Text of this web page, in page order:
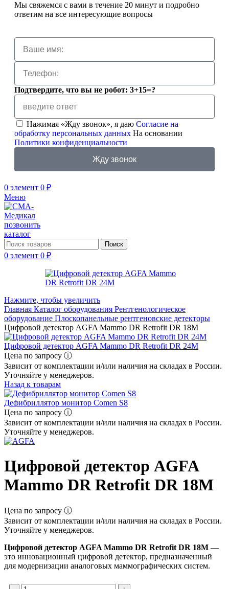
Мы свяжемся с вами в течение 20 минут и подробно
ответим на все интересующие вопросы
Подтвердите, что вы не робот: 3+15=?
Нажимая «Жду звонок», я даю Согласие на
обработку персональных данных На основании
Политики конфиденциальности
Жду звонок
0 элемент 0 ₽
Меню
позвонить
каталог
Поиск
0 элемент 0 ₽
Нажмите, чтобы увеличить
Главная Каталог оборудования Рентгенологическое
оборудование Плоскопанельные рентгеновские детекторы
Цифровой детектор AGFA Mammo DR Retrofit DR 18M
Цифровой детектор AGFA Mammo DR Retrofit DR 24M
Цена по запросу ⓘ
Зависит от комплектации и/или наличия на складах в России.
Уточняйте у менеджеров.
Назад к товарам
Дефибриллятор монитор Comen S8
Цена по запросу ⓘ
Зависит от комплектации и/или наличия на складах в России.
Уточняйте у менеджеров.
Цифровой детектор AGFA
Mammo DR Retrofit DR 18M
Цена по запросу ⓘ
Зависит от комплектации и/или наличия на складах в России.
Уточняйте у менеджеров.
Цифровой детектор AGFA Mammo DR Retrofit DR 18M —
это инновационный цифровой детектор, предназначенный
для модернизации аналоговых маммографических систем.